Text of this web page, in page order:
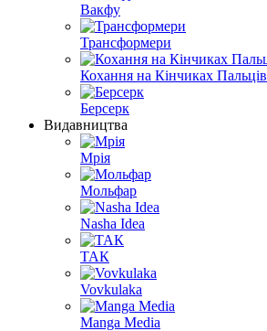
Вакфу
Трансформери
Кохання на Кінчиках Пальців
Берсерк
Видавництва
Мрія
Мольфар
Nasha Idea
ТАК
Vovkulaka
Manga Media